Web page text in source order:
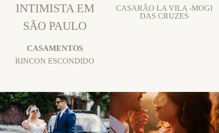
INTIMISTA EM
SÃO PAULO
CASAMENTOS
RINCON ESCONDIDO
CASARÃO LA VILA -MOGI
DAS CRUZES